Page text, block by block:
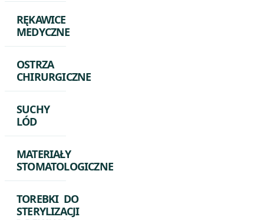
RĘKAWICE
MEDYCZNE
OSTRZA
CHIRURGICZNE
SUCHY
LÓD
MATERIAŁY
STOMATOLOGICZNE
TOREBKI DO
STERYLIZACJI